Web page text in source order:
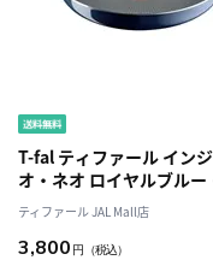
T-fal ティファール イン
オ・ネオ ロイヤルブルー
テンス フライパン26cm
L43705 ガス火専用
ティファール JAL Mall店
3,800 円 （税込）